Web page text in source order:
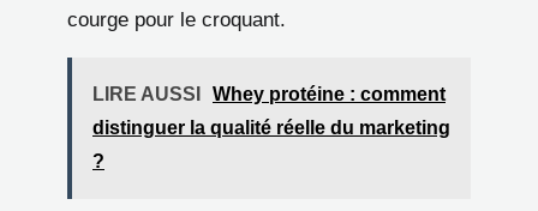
courge pour le croquant.
LIRE AUSSI
Whey protéine : comment
distinguer la qualité réelle du marketing
?